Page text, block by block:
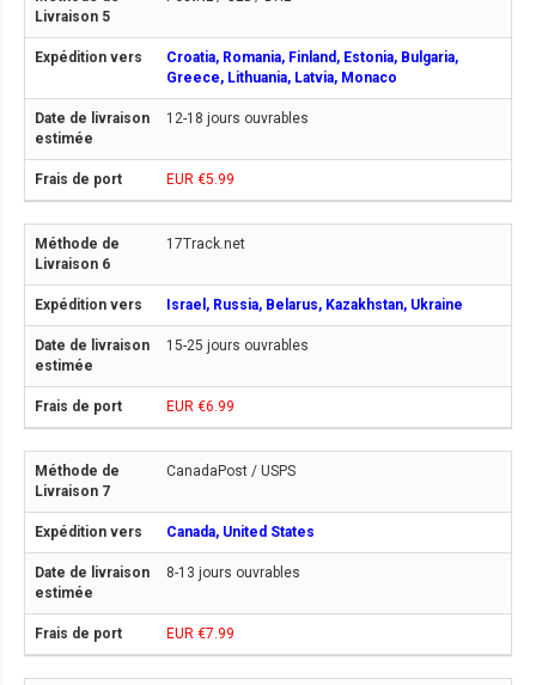
Croatia, Romania, Finland, Estonia, Bulgaria,
Greece, Lithuania, Latvia, Monaco
12-18 jours ouvrables
EUR €5.99
17Track.net
Israel, Russia, Belarus, Kazakhstan, Ukraine
15-25 jours ouvrables
EUR €6.99
CanadaPost / USPS
Canada, United States
8-13 jours ouvrables
EUR €7.99